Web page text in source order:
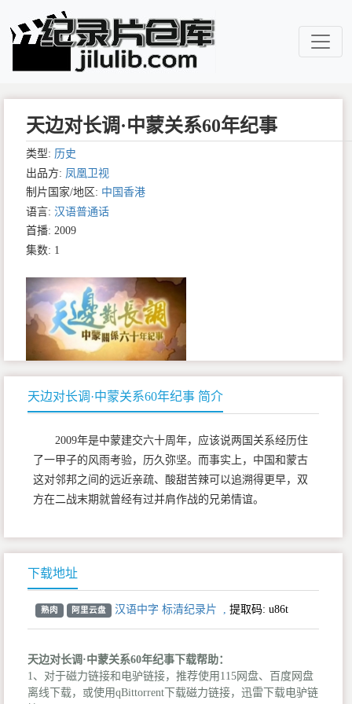
天边对长调·中蒙关系60年纪事
类型: 历史
出品方: 凤凰卫视
制片国家/地区: 中国香港
语言: 汉语普通话
首播: 2009
集数: 1
天边对长调·中蒙关系60年纪事 简介
2009年是中蒙建交六十周年，应该说两国关系经历住
了一甲子的风雨考验，历久弥坚。而事实上，中国和蒙古
这对邻邦之间的远近亲疏、酸甜苦辣可以追溯得更早，双
方在二战末期就曾经有过并肩作战的兄弟情谊。
下载地址
熟肉 阿里云盘 汉语中字 标清纪录片 , 提取码:u86t
天边对长调·中蒙关系60年纪事下载帮助：
1、对于磁力链接和电驴链接，推荐使用115网盘、百度网盘
离线下载，或使用qBittorrent下载磁力链接，迅雷下载电驴链